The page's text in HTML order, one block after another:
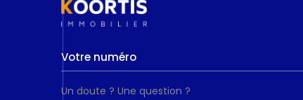
Un doute ? Une question ?